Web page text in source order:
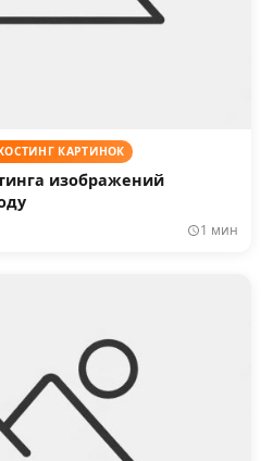
КАРТИНОК
изображений
1 мин